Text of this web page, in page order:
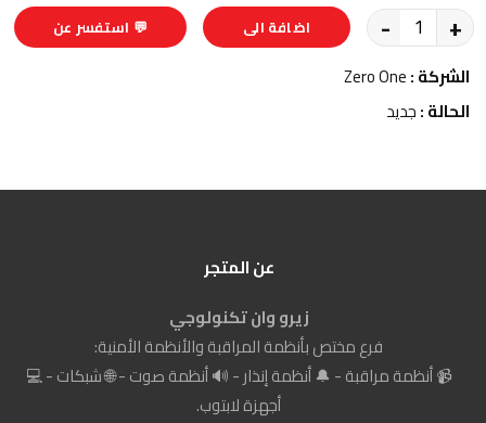
- +
اضافة الى
💬 استفسر عن
الشركة :Zero One
الحالة :جديد
عن المتجر
زيرو وان تكنولوجي
فرع مختص بأنظمة المراقبة والأنظمة الأمنية:
📹 أنظمة مراقبة - 🔔 أنظمة إنذار - 🔊 أنظمة صوت - 🌐 شبكات - 💻
أجهزة لابتوب.